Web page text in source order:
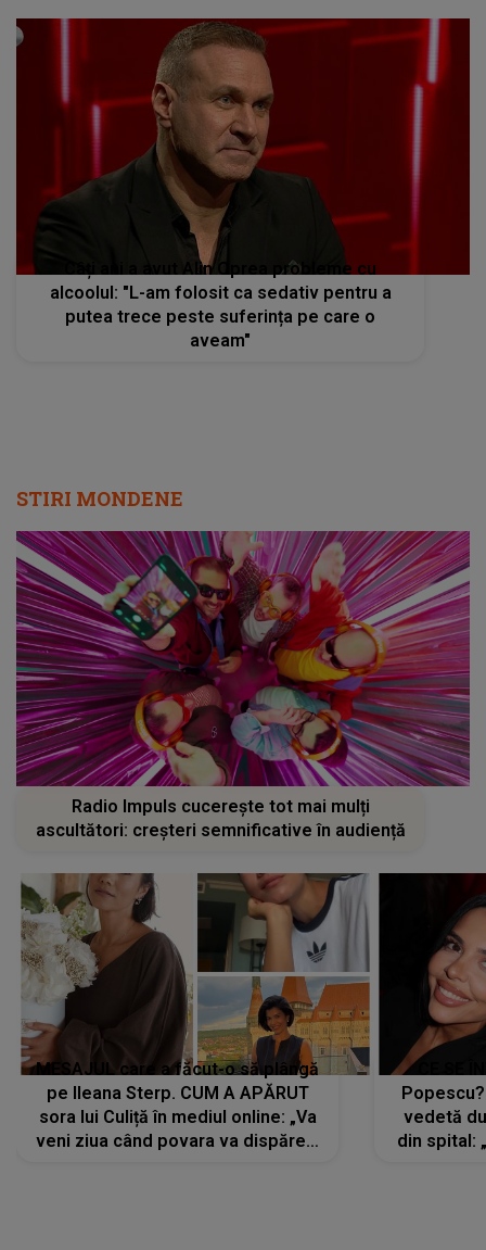
Câți ani a avut Alin Oprea probleme cu
alcoolul: "L-am folosit ca sedativ pentru a
putea trece peste suferința pe care o
aveam"
STIRI MONDENE
Radio Impuls cucerește tot mai mulți
ascultători: creșteri semnificative în audiență
MESAJUL care a făcut-o să plângă
pe Ileana Sterp. CUM A APĂRUT
sora lui Culiță în mediul online: „Va
veni ziua când povara va dispărea,
vedetă
din spital: